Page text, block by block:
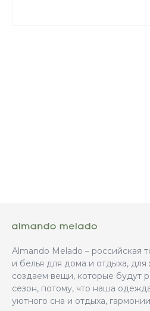
Almando Melado – российская
и белья для дома и отдыха,
создаем вещи, которые будут
сезон, потому, что наша
уютного сна и отдыха,